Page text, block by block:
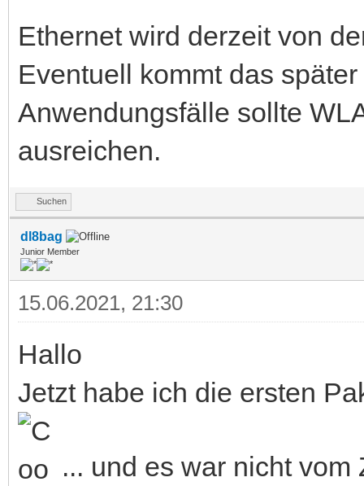
Ethernet wird derzeit von
Eventuell kommt das
Anwendungsfälle sollte
ausreichen.
Suchen
dl8bag
Junior Member
15.06.2021, 21:30
Hallo
Jetzt habe ich die ersten
... und es war nicht